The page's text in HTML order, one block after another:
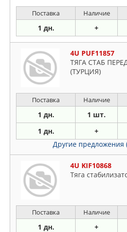
Поставка Наличие
1 дн. +
4U PUF11857
ТЯГА СТАБ
(ТУРЦИЯ)
Поставка Наличие
1 дн. 1 шт.
1 дн. +
Другие предложения
4U KIF10868
Тяга
Поставка Наличие
1 дн. +